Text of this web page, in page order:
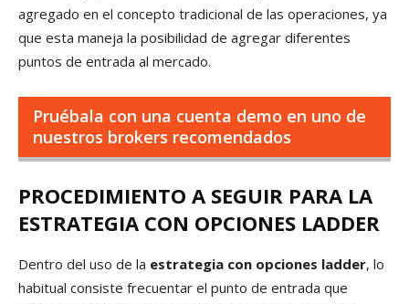
agregado en el concepto tradicional de las operaciones, ya
que esta maneja la posibilidad de agregar diferentes
puntos de entrada al mercado.
Pruébala con una cuenta demo en uno de
nuestros brokers recomendados
PROCEDIMIENTO A SEGUIR PARA LA
ESTRATEGIA CON OPCIONES LADDER
Dentro del uso de la estrategia con opciones ladder, lo
habitual consiste frecuentar el punto de entrada que